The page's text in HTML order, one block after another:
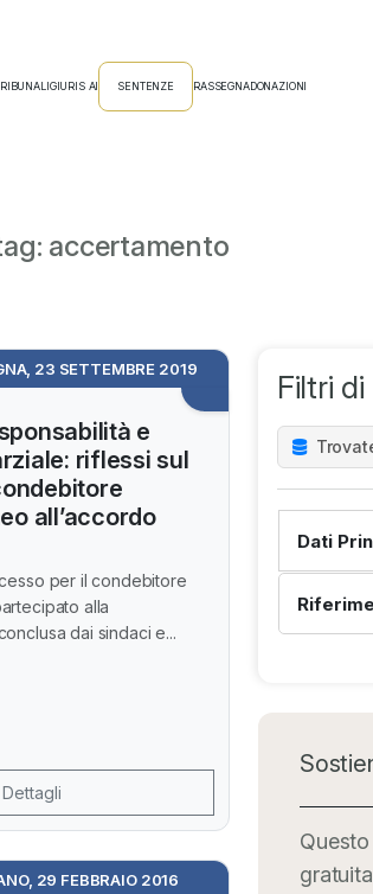
GIURIS AI SENTENZE RASSEGNADONAZIONI
accertamento
Filtri di
Dati
23 SETTEMBRE 2019
e
riflessi sul
all’accordo
per il condebitore
alla
dai sindaci e...
Dettagli
29 FEBBRAIO 2016